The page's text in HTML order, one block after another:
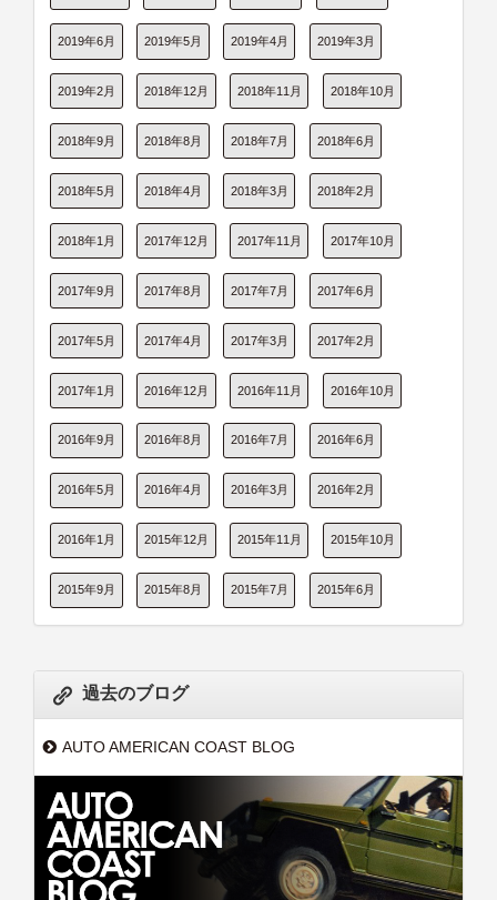
2019年6月 2019年5月 2019年4月 2019年3月
2019年2月 2018年12月 2018年11月 2018年10月
2018年9月 2018年8月 2018年7月 2018年6月
2018年5月 2018年4月 2018年3月 2018年2月
2018年1月 2017年12月 2017年11月 2017年10月
2017年9月 2017年8月 2017年7月 2017年6月
2017年5月 2017年4月 2017年3月 2017年2月
2017年1月 2016年12月 2016年11月 2016年10月
2016年9月 2016年8月 2016年7月 2016年6月
2016年5月 2016年4月 2016年3月 2016年2月
2016年1月 2015年12月 2015年11月 2015年10月
2015年9月 2015年8月 2015年7月 2015年6月
過去のブログ
AUTO AMERICAN COAST BLOG